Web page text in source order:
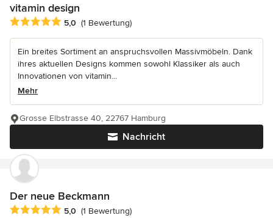
vitamin design
Durchschnittliche Bewertung: 5 von 5 Sternen
5,0 (1 Bewertung)
Ein breites Sortiment an anspruchsvollen Massivmöbeln. Dank
ihres aktuellen Designs kommen sowohl Klassiker als auch
Innovationen von vitamin...
Mehr
Nachricht
Grosse Elbstrasse 40, 22767 Hamburg
Der neue Beckmann
Durchschnittliche Bewertung: 5 von 5 Sternen
5,0 (1 Bewertung)